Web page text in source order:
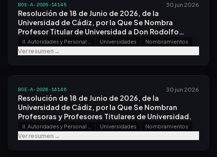
BOE-A-2026-14145 30 jun 2026
Resolución de 18 de Junio de 2026, de la
Universidad de Cádiz, por la Que Se Nombra
Profesor Titular de Universidad a Don Rodolfo
Ostilla Monico.
Universidades Nombramientos
Ver resumen→
BOE-A-2026-14146 30 jun 2026
Resolución de 18 de Junio de 2026, de la
Universidad de Cádiz, por la Que Se Nombran
Profesoras y Profesores Titulares de Universidad.
Universidades Nombramientos
Ver resumen→